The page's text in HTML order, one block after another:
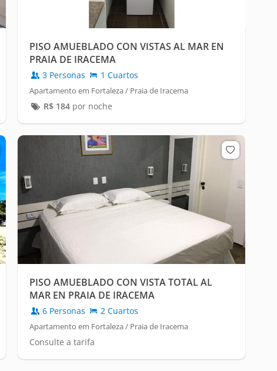
PISO AMUEBLADO CON VISTAS AL MAR EN
PRAIA DE IRACEMA
3 Personas 1 Cuartos
Apartamento em Fortaleza / Praia de Iracema
R$ 184por noche
PISO AMUEBLADO CON VISTA TOTAL AL
MAR EN PRAIA DE IRACEMA
6 Personas 2 Cuartos
Apartamento em Fortaleza / Praia de Iracema
Consulte a tarifa